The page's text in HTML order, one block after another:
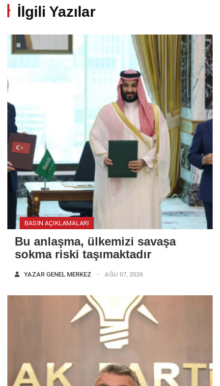
İlgili Yazılar
BASIN AÇIKLAMALARI
Bu anlaşma, ülkemizi savaşa
sokma riski taşımaktadır
YAZAR GENEL MERKEZ AĞU 07, 2026